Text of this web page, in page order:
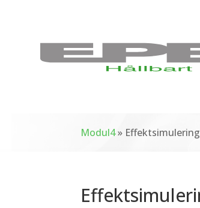
Modul4» Effektsimulering